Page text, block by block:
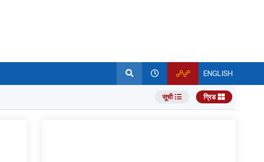
ENGLISH
सूची ग्रिड